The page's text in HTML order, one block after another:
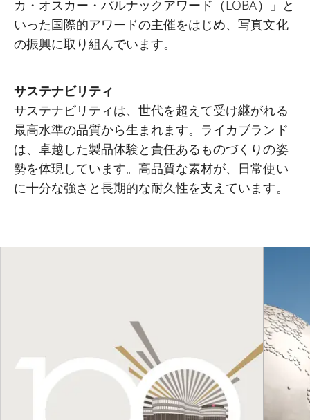
カ・オスカー・バルナックアワード（LOBA）」と
いった国際的アワードの主催をはじめ、写真文化
の振興に取り組んでいます。
サステナビリティ
サステナビリティは、世代を超えて受け継がれる
最高水準の品質から生まれます。ライカブランド
は、卓越した製品体験と責任あるものづくりの姿
勢を体現しています。高品質な素材が、日常使い
に十分な強さと長期的な耐久性を支えています。